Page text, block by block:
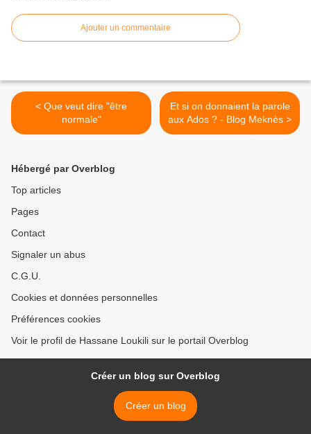
Ajouter un commentaire
< Que veut dire "être
normale"
Et si on donnaient la parole
aux Ados ? - Blog Meknès >
Hébergé par Overblog
Top articles
Pages
Contact
Signaler un abus
C.G.U.
Cookies et données personnelles
Préférences cookies
Voir le profil de Hassane Loukili sur le portail Overblog
Créer un blog sur Overblog
Créer un blog